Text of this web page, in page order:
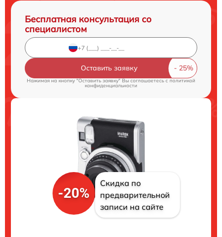
Бесплатная консультация со
специалистом
Оставить заявку
Нажимая на кнопку "Оставить заявку" Вы соглашаетесь c политикой
конфиденциальности
-20%
Скидка по
предварительной
записи на сайте